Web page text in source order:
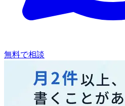
無料で相談